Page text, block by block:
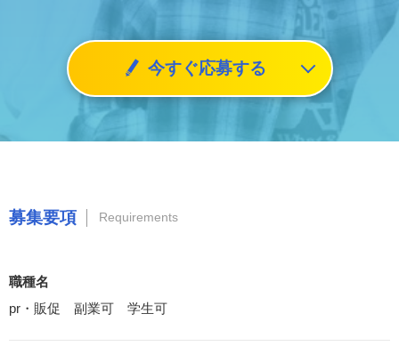
今すぐ応募する
募集要項 Requirements
職種名
pr・販促 副業可 学生可